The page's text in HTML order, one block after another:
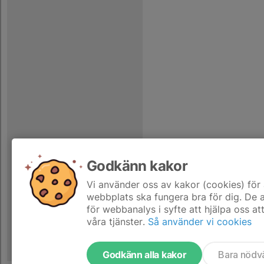
Godkänn kakor
Vi använder oss av kakor (cookies)
webbplats ska fungera bra för dig. De
för webbanalys i syfte att hjälpa oss
våra tjänster. Så använder vi cookies
Godkänn alla kakor Bara